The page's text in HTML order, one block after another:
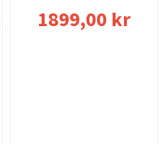
1899,00 kr